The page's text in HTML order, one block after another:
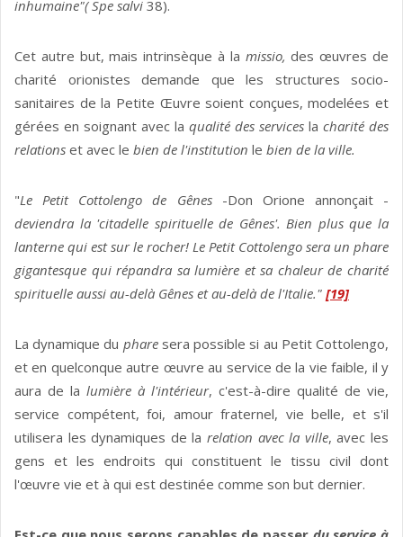
inhumaine"( Spe salvi 38).
Cet autre but, mais intrinsèque à la missio,des œuvres de
charité orionistes demande que les structures socio-
sanitaires de la Petite Œuvre soient conçues, modelées et
gérées en soignant avec la qualité des services la charité des
relations et avec le bien de l'institution le bien de la ville.
"Le Petit Cottolengo de Gênes -Don Orione annonçait -
deviendra la 'citadelle spirituelle de Gênes'. Bien plus que la
lanterne qui est sur le rocher! Le Petit Cottolengo sera un phare
gigantesque qui répandra sa lumière et sa chaleur de charité
spirituelle aussi au-delà Gênes et au-delà de l'Italie." [19]
La dynamique du phare sera possible si au Petit Cottolengo,
et en quelconque autre œuvre au service de la vie faible, il y
aura de la lumière à l'intérieur, c'est-à-dire qualité de vie,
service compétent, foi, amour fraternel, vie belle, et s'il
utilisera les dynamiques de la relation avec la ville, avec les
gens et les endroits qui constituent le tissu civil dont
l'œuvre vie et à qui est destinée comme son but dernier.